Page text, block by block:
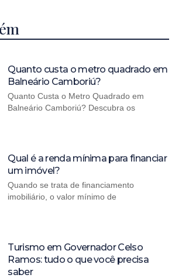
Quanto custa o metro quadrado em
Balneário Camboriú?
Quanto Custa o Metro Quadrado em
Balneário Camboriú? Descubra os
Qual é a renda mínima para financiar
um imóvel?
Quando se trata de financiamento
imobiliário, o valor mínimo de
Turismo em Governador Celso
Ramos: tudo o que você precisa
saber